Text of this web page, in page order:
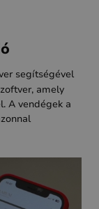
segítségével
amely
A vendégek a